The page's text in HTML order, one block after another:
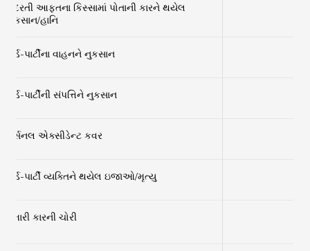
કુદરતી આફતના કિસ્સામાં પોતાની કારને થયેલ
નુકસાન/હાનિ
થર્ડ-પાર્ટીના વાહનને નુકસાન
થર્ડ-પાર્ટીની સંપત્તિને નુકસાન
પર્સનલ એક્સીડેન્ટ કવર
થર્ડ-પાર્ટી વ્યક્તિને થયેલ ઇજાઓ/મૃત્યુ
તમારી કારની ચોરી